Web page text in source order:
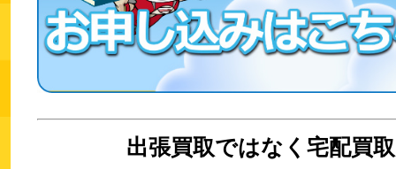
出張買取ではなく宅配買